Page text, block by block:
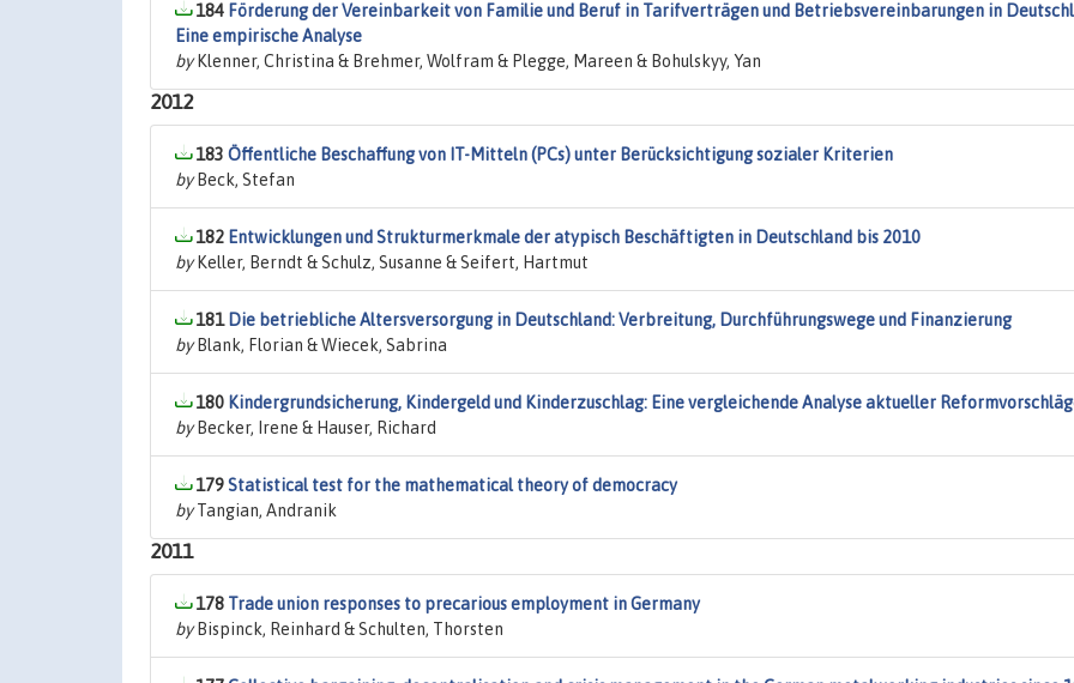
184 Förderung der Vereinbarkeit von Familie und Beruf in Tarifverträgen und Betriebsvereinbarungen in
Eine empirische Analyse
byKlenner, Christina & Brehmer, Wolfram & Plegge, Mareen & Bohulskyy, Yan
2012
183 Öffentliche Beschaffung von IT-Mitteln (PCs) unter Berücksichtigung sozialer Kriterien
byBeck, Stefan
182 Entwicklungen und Strukturmerkmale der atypisch Beschäftigten in Deutschland bis 2010
byKeller, Berndt & Schulz, Susanne & Seifert, Hartmut
181 Die betriebliche Altersversorgung in Deutschland: Verbreitung, Durchführungswege und Finanzierung
byBlank, Florian & Wiecek, Sabrina
180 Kindergrundsicherung, Kindergeld und Kinderzuschlag: Eine vergleichende Analyse aktueller
byBecker, Irene & Hauser, Richard
179Statistical test for the mathematical theory of democracy
byTangian, Andranik
2011
178 Trade union responses to precarious employment in Germany
byBispinck, Reinhard & Schulten, Thorsten